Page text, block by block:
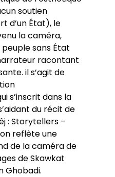
soutien
d’un État), le
la caméra,
peuple sans État
racontant
il s’agit de
s’inscrit dans la
du récit de
: Storytellers –
reflète une
de la caméra de
de Skawkat
Ghobadi.